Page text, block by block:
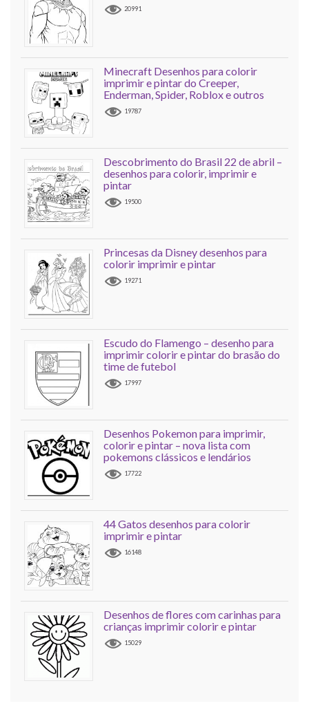
20991
Minecraft Desenhos para colorir
imprimir e pintar do Creeper,
Enderman, Spider, Roblox e outros
19787
Descobrimento do Brasil 22 de abril –
desenhos para colorir, imprimir e
pintar
19500
Princesas da Disney desenhos para
colorir imprimir e pintar
19271
Escudo do Flamengo – desenho para
imprimir colorir e pintar do brasão do
time de futebol
17997
Desenhos Pokemon para imprimir,
colorir e pintar – nova lista com
pokemons clássicos e lendários
17722
44 Gatos desenhos para colorir
imprimir e pintar
16148
Desenhos de flores com carinhas para
crianças imprimir colorir e pintar
15029